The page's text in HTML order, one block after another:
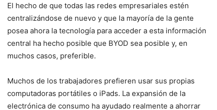
El hecho de que todas las redes empresariales estén
centralizándose de nuevo y que la mayoría de la gente
posea ahora la tecnología para acceder a esta información
central ha hecho posible que BYOD sea posible y, en
muchos casos, preferible.
Muchos de los trabajadores prefieren usar sus propias
computadoras portátiles o iPads. La expansión de la
electrónica de consumo ha ayudado realmente a ahorrar